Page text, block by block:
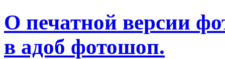
О печатной версии
в адоб фотошоп.